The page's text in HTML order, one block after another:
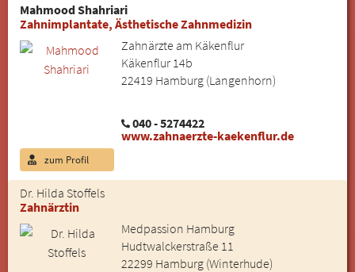
Mahmood Shahriari
Zahnimplantate, Ästhetische Zahnmedizin
Zahnärzte am Käkenflur
Käkenflur 14b
22419 Hamburg (Langenhorn)
040 - 5274422
www.zahnaerzte-kaekenflur.de
zum Profil
Dr. Hilda Stoffels
Zahnärztin
Medpassion Hamburg
Hudtwalckerstraße 11
22299 Hamburg (Winterhude)